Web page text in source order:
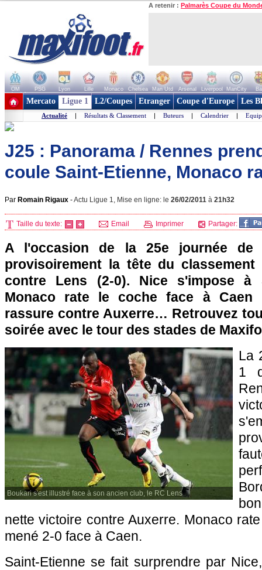
A retenir : Palmarès Coupe du
OM PSG Lyon Lille Monaco Chelsea Man Utd Arsenal Liverpool ManCity
+ de clubs
Mercato Ligue 1 L2/Coupes Etranger Coupe d'Europe Les
Actualité | Résultats & Classement | Buteurs | Calendrier |
J25 : Panorama / Rennes
coule Saint-Etienne, Monaco
Par Romain Rigaux -Actu Ligue 1, Mise en ligne: le 26/02/2011 à 21h32
Taille du texte: Email Imprimer Partager:
A l'occasion de la 25e journée
provisoirement la tête du
contre Lens (2-0). Nice s'impose à
Monaco rate le coche face à Caen
rassure contre Auxerre… Retrouvez
soirée avec le tour des stades de
Boukari s'est illustré face à son ancien club, le RC Lens
La
1
nette victoire contre Auxerre. Monaco
mené 2-0 face à Caen.
Saint-Etienne se fait surprendre par Nice